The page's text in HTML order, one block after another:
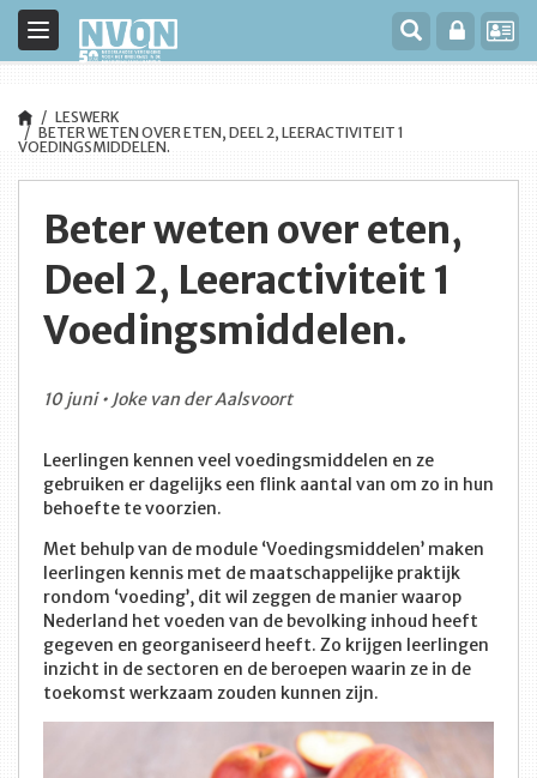
Toggle
navigation
LESWERK
BETER WETEN OVER ETEN, DEEL 2, LEERACTIVITEIT 1
VOEDINGSMIDDELEN.
Beter weten over eten,
Deel 2, Leeractiviteit 1
Voedingsmiddelen.
10 juni • Joke van der Aalsvoort
Leerlingen kennen veel voedingsmiddelen en ze
gebruiken er dagelijks een flink aantal van om zo in hun
behoefte te voorzien.
Met behulp van de module ‘Voedingsmiddelen’ maken
leerlingen kennis met de maatschappelijke praktijk
rondom ‘voeding’, dit wil zeggen de manier waarop
Nederland het voeden van de bevolking inhoud heeft
gegeven en georganiseerd heeft. Zo krijgen leerlingen
inzicht in de sectoren en de beroepen waarin ze in de
toekomst werkzaam zouden kunnen zijn.